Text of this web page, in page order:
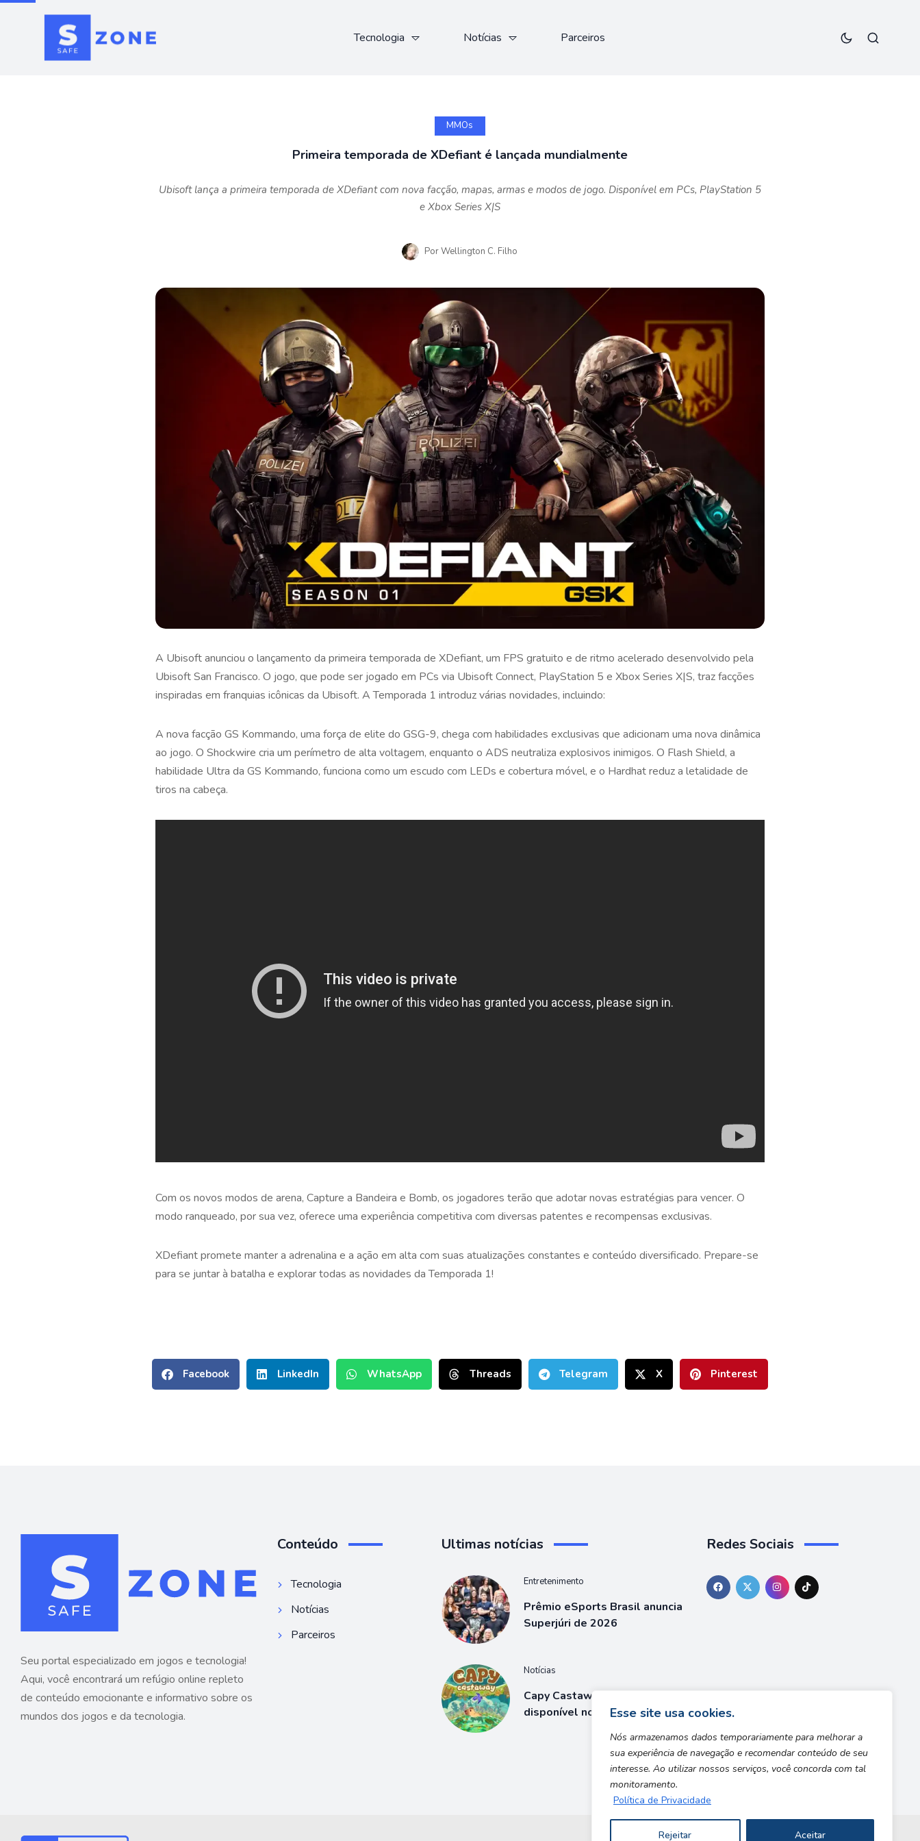
Esse site usa cookies.
Nós armazenamos dados temporariamente para melhorar a
sua experiência de navegação e recomendar conteúdo de seu
interesse. Ao utilizar nossos serviços, você concorda com tal
monitoramento.
Política de Privacidade
Rejeitar Aceitar
Tecnologia Notícias Parceiros
MMOs
Primeira temporada de XDefiant é lançada mundialmente
Ubisoft lança a primeira temporada de XDefiant com nova facção, mapas, armas e modos de jogo. Disponível em PCs, PlayStation 5
e Xbox Series X|S
PorWellington C. Filho
A Ubisoft anunciou o lançamento da primeira temporada de XDefiant, um FPS gratuito e de ritmo acelerado desenvolvido pela
Ubisoft San Francisco. O jogo, que pode ser jogado em PCs via Ubisoft Connect, PlayStation 5 e Xbox Series X|S, traz facções
inspiradas em franquias icônicas da Ubisoft. A Temporada 1 introduz várias novidades, incluindo:
A nova facção GS Kommando, uma força de elite do GSG-9, chega com habilidades exclusivas que adicionam uma nova dinâmica
ao jogo. O Shockwire cria um perímetro de alta voltagem, enquanto o ADS neutraliza explosivos inimigos. O Flash Shield, a
habilidade Ultra da GS Kommando, funciona como um escudo com LEDs e cobertura móvel, e o Hardhat reduz a letalidade de
tiros na cabeça.
Com os novos modos de arena, Capture a Bandeira e Bomb, os jogadores terão que adotar novas estratégias para vencer. O
modo ranqueado, por sua vez, oferece uma experiência competitiva com diversas patentes e recompensas exclusivas.
XDefiant promete manter a adrenalina e a ação em alta com suas atualizações constantes e conteúdo diversificado. Prepare-se
para se juntar à batalha e explorar todas as novidades da Temporada 1!
Facebook LinkedIn WhatsApp Threads Telegram X Pinterest
Seu portal especializado em jogos e tecnologia!
Aqui, você encontrará um refúgio online repleto
de conteúdo emocionante e informativo sobre os
mundos dos jogos e da tecnologia.
Conteúdo
Tecnologia
Notícias
Parceiros
Ultimas notícias
Entretenimento
Prêmio eSports Brasil anuncia
Superjúri de 2026
Notícias
Capy Castaway já está
disponível no Steam
Redes Sociais